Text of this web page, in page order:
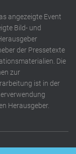
angezeigte Event
Bild- und
der Pressetexte
Die
zur
ist in der
Herausgeber.